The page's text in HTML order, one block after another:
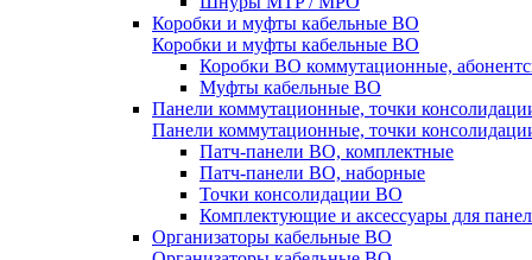
Коробки и муфты кабельные ВО
Коробки и муфты кабельные ВО
Коробки ВО коммутационные,
Муфты кабельные ВО
Панели коммутационные, точки
Панели коммутационные, точки
Патч-панели ВО, комплектные
Патч-панели ВО, наборные
Точки консолидации ВО
Комплектующие и аксессуары для
Организаторы кабельные ВО